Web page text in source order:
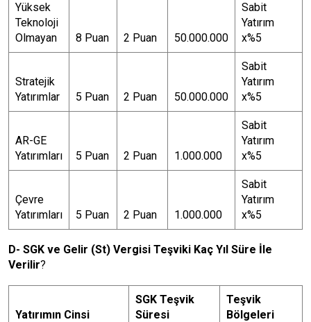
Yüksek
Teknoloji
Olmayan
8 Puan 2 Puan 50.000.000
Sabit
Yatırım
x%5
Stratejik
Yatırımlar
5 Puan 2 Puan 50.000.000
Sabit
Yatırım
x%5
AR-GE
Yatırımları
5 Puan 2 Puan 1.000.000
Sabit
Yatırım
x%5
Çevre
Yatırımları
5 Puan 2 Puan 1.000.000
Sabit
Yatırım
x%5
D- SGK ve Gelir (St) Vergisi Teşviki Kaç Yıl Süre İle
Verilir?
Yatırımın Cinsi
SGK Teşvik
Süresi
Teşvik
Bölgeleri